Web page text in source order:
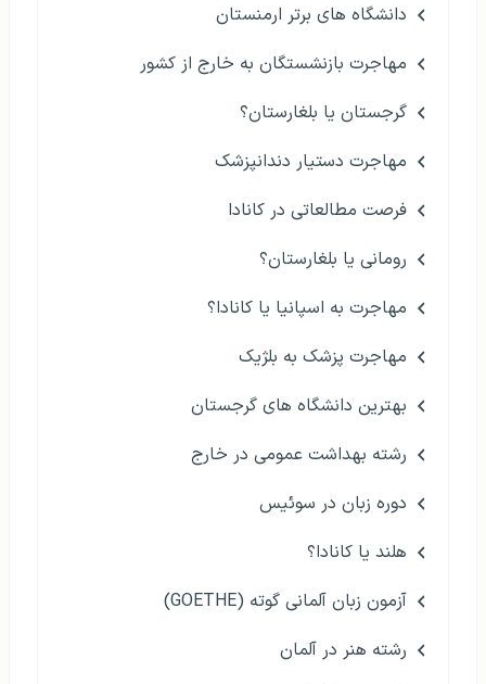
دانشگاه های برتر ارمنستان
مهاجرت بازنشستگان به خارج از کشور
گرجستان یا بلغارستان؟
مهاجرت دستیار دندانپزشک
فرصت مطالعاتی در کانادا
رومانی یا بلغارستان؟
مهاجرت به اسپانیا یا کانادا؟
مهاجرت پزشک به بلژیک
بهترین دانشگاه های گرجستان
رشته بهداشت عمومی در خارج
دوره زبان در سوئیس
هلند یا کانادا؟
آزمون زبان آلمانی گوته (GOETHE)
رشته هنر در آلمان